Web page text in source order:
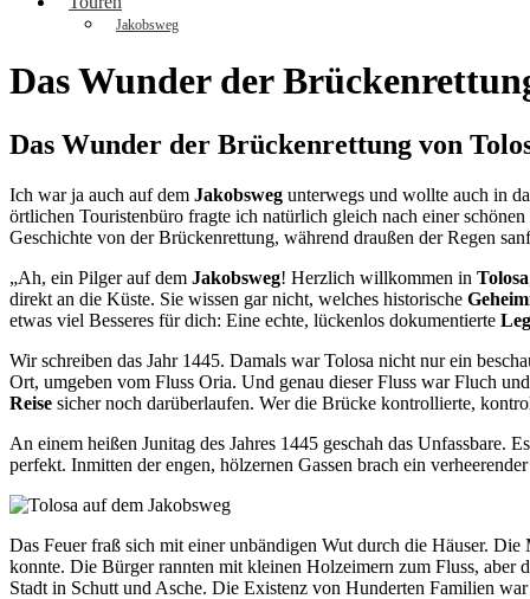
Jakobsweg
Das Wunder der
Das Wunder der Brückenrettung von
Ich war ja auch auf dem Jakobsweg unterwegs und wollte auch in
örtlichen Touristenbüro fragte ich natürlich gleich nach einer schönen
Geschichte von der Brückenrettung, während draußen der Regen
„Ah, ein Pilger auf dem Jakobsweg! Herzlich willkommen in Tolosa
direkt an die Küste. Sie wissen gar nicht, welches historische
etwas viel Besseres für dich: Eine echte, lückenlos dokumentierte
Wir schreiben das Jahr 1445. Damals war Tolosa nicht nur ein
Ort, umgeben vom Fluss Oria. Und genau dieser Fluss war Fluch
Reise sicher noch darüberlaufen. Wer die Brücke kontrollierte,
An einem heißen Junitag des Jahres 1445 geschah das
perfekt. Inmitten der engen, hölzernen Gassen brach ein
Das Feuer fraß sich mit einer unbändigen Wut durch die Häuser.
konnte. Die Bürger rannten mit kleinen Holzeimern zum Fluss, aber
Stadt in Schutt und Asche. Die Existenz von Hunderten Familien